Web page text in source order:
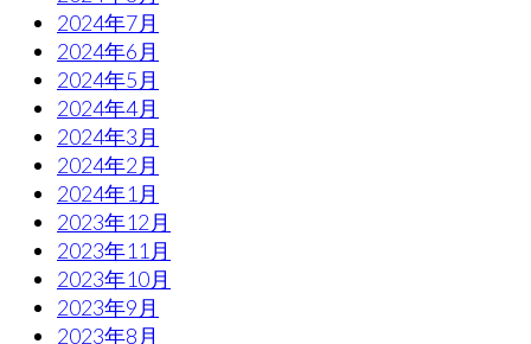
2024年7月
2024年6月
2024年5月
2024年4月
2024年3月
2024年2月
2024年1月
2023年12月
2023年11月
2023年10月
2023年9月
2023年8月